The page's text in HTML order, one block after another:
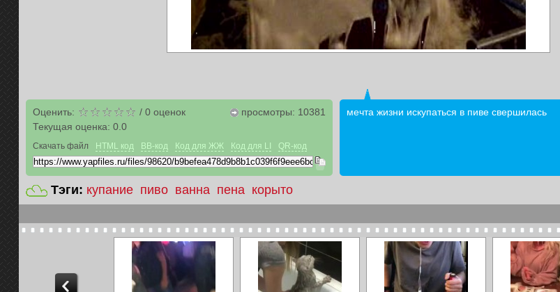
Оценить: / 0оценок
Текущая оценка: 0.0
просмотры: 10381
Скачать файл HTML код BB-код Код для ЖЖ Код для LI QR-код
мечта жизни искупаться в пиве свершилась
Тэги: купание пиво ванна пена корыто